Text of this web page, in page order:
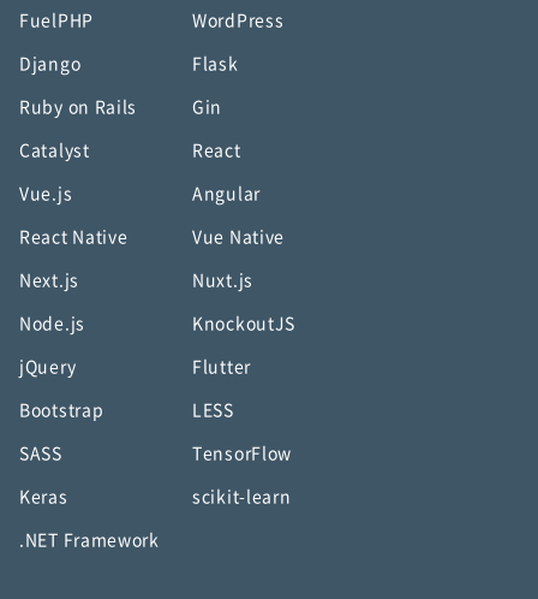
FuelPHP WordPress
Django Flask
Ruby on Rails Gin
Catalyst React
Vue.js Angular
React Native Vue Native
Next.js Nuxt.js
Node.js KnockoutJS
jQuery Flutter
Bootstrap LESS
SASS TensorFlow
Keras scikit-learn
.NET Framework